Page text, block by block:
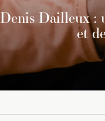
Denis Dailleux :
et